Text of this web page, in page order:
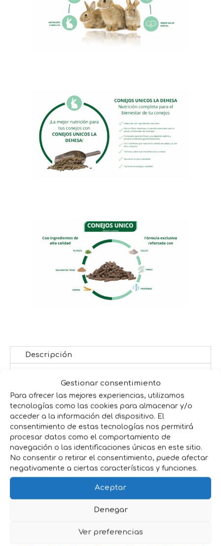
Gestionar consentimiento
Para ofrecer las mejores experiencias, utilizamos
tecnologías como las cookies para almacenar y/o
acceder a la información del dispositivo. El
consentimiento de estas tecnologías nos permitirá
procesar datos como el comportamiento de
navegación o las identificaciones únicas en este sitio.
No consentir o retirar el consentimiento, puede afectar
negativamente a ciertas características y funciones.
Aceptar
Denegar
Ver preferencias
Descripción
Esta botella de plástico para bebederos de
conejos y aves es práctica y fácil de usar.
Con una capacidad de 2 litros, es perfecta
para mantener a tus mascotas siempre bien
hidratadas. Su diseño traslúcido te permite
ver el nivel de agua en todo momento,
facilitando la tarea de rellenarla cuando sea
necesario. Además, sus dimensiones
de colocar en diferentes tipos de jaulas.
Características y beneficios: